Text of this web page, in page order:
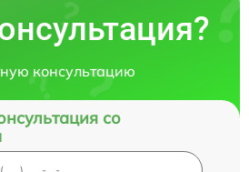
консультацию
со